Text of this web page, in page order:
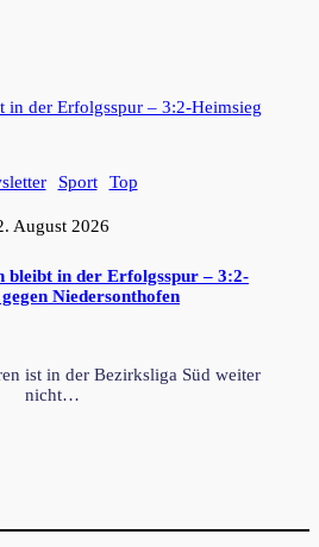
Sport Top
August 2026
bleibt in der Erfolgsspur – 3:2-
Niedersonthofen
ist in der Bezirksliga Süd weiter
nicht…